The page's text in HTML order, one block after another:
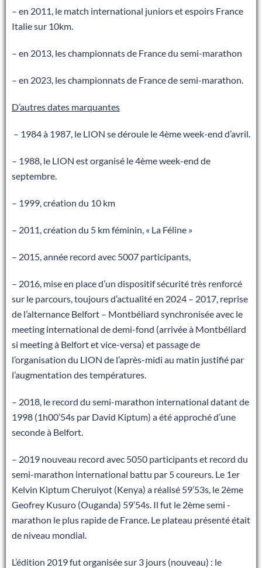
– en 2011, le match international juniors et espoirs France
Italie sur 10km.
– en 2013, les championnats de France du semi-marathon
– en 2023, les championnats de France de semi-marathon.
D’autres dates marquantes
– 1984 à 1987, le LION se déroule le 4ème week-end d’avril.
– 1988, le LION est organisé le 4ème week-end de
septembre.
– 1999, création du 10 km
– 2011, création du 5 km féminin, « La Féline »
– 2015, année record avec 5007 participants,
– 2016, mise en place d’un dispositif sécurité très renforcé
sur le parcours, toujours d’actualité en 2024 – 2017, reprise
de l’alternance Belfort – Montbéliard synchronisée avec le
meeting international de demi-fond (arrivée à Montbéliard
si meeting à Belfort et vice-versa) et passage de
l’organisation du LION de l’après-midi au matin justifié par
l’augmentation des températures.
– 2018, le record du semi-marathon international datant de
1998 (1h00’54s par David Kiptum) a été approché d’une
seconde à Belfort.
– 2019 nouveau record avec 5050 participants et record du
semi-marathon international battu par 5 coureurs. Le 1er
Kelvin Kiptum Cheruiyot (Kenya) a réalisé 59’53s, le 2ème
Geofrey Kusuro (Ouganda) 59’54s. Il fut le 2ème semi -
marathon le plus rapide de France. Le plateau présenté était
de niveau mondial.
L’édition 2019 fut organisée sur 3 jours (nouveau) : le